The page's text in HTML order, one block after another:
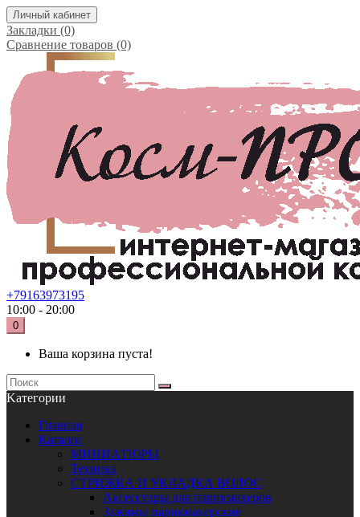
Личный кабинет
Закладки (0)
Сравнение товаров (0)
+79163973195
10:00 - 20:00
0
Ваша корзина пуста!
Kатегории
Главная
Каталог
МИНИАТЮРЫ
Техника
СТРИЖКА И УКЛАДКА ВОЛОС
Аксессуары для парикмахеров
Зажимы парикмахерские